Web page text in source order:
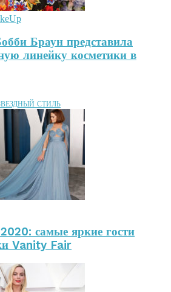
Браун представила
линейку косметики в
СТИЛЬ
самые яркие гости
Vanity Fair